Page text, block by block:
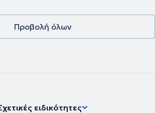
ολοκληρωμένη υποστήριξη για τις
αναπηρίας, με υπευθυνότητα, ακρίβεια
Προβολή όλων
ειδικότητες